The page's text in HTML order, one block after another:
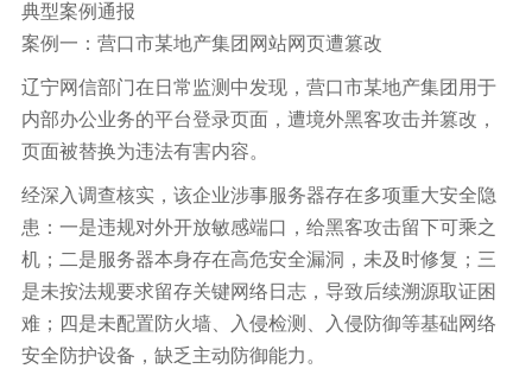
典型案例通报
案例一：营口市某地产集团网站网页遭篡改
辽宁网信部门在日常监测中发现，营口市某地产集团用于
内部办公业务的平台登录页面，遭境外黑客攻击并篡改，
页面被替换为违法有害内容。
经深入调查核实，该企业涉事服务器存在多项重大安全隐
患：一是违规对外开放敏感端口，给黑客攻击留下可乘之
机；二是服务器本身存在高危安全漏洞，未及时修复；三
是未按法规要求留存关键网络日志，导致后续溯源取证困
难；四是未配置防火墙、入侵检测、入侵防御等基础网络
安全防护设备，缺乏主动防御能力。